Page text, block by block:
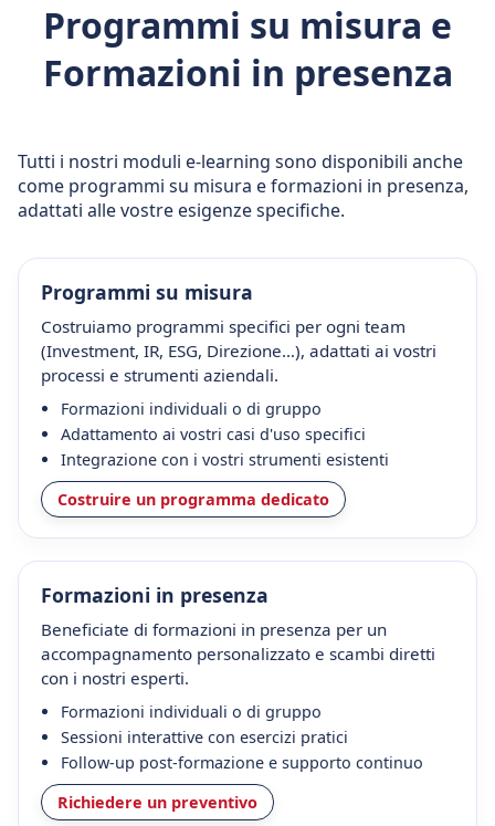
Programmi su misura e
Formazioni in presenza
Tutti i nostri moduli e-learning sono disponibili anche
come programmi su misura e formazioni in presenza,
adattati alle vostre esigenze specifiche.
Programmi su misura
Costruiamo programmi specifici per ogni team
(Investment, IR, ESG, Direzione…), adattati ai vostri
processi e strumenti aziendali.
Formazioni individuali o di gruppo
Adattamento ai vostri casi d'uso specifici
Integrazione con i vostri strumenti esistenti
Costruire un programma dedicato
Formazioni in presenza
Beneficiate di formazioni in presenza per un
accompagnamento personalizzato e scambi diretti
con i nostri esperti.
Formazioni individuali o di gruppo
Sessioni interattive con esercizi pratici
Follow-up post-formazione e supporto continuo
Richiedere un preventivo